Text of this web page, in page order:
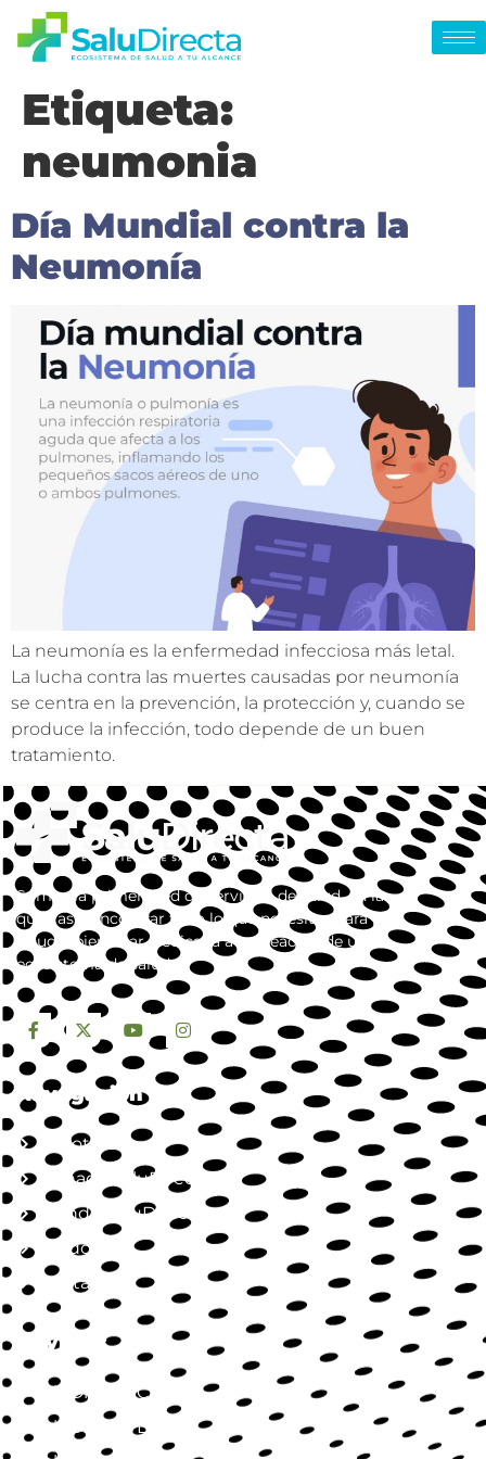
Etiqueta:
neumonia
Día Mundial contra la
Neumonía
La neumonía es la enfermedad infecciosa más letal.
La lucha contra las muertes causadas por neumonía
se centra en la prevención, la protección y, cuando se
produce la infección, todo depende de un buen
tratamiento.
Somos la primera red de servicios de salud, en la
que vas a encontrar todo lo que necesitas para tu
salud y bienestar. dedicada a la creación de un
ecosistema de salud.
Navegación
Nosotros
Jornada SaluDirecta
Mundo SaluDirecta
Aliados
Contacto
Servicios
SaluDirecta Citas
SaluDirecta Lab